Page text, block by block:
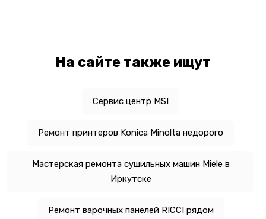
На сайте также ищут
Сервис центр MSI
Ремонт принтеров Konica Minolta недорого
Мастерская ремонта сушильных машин Miele в
Иркутске
Ремонт варочных панелей RICCI рядом